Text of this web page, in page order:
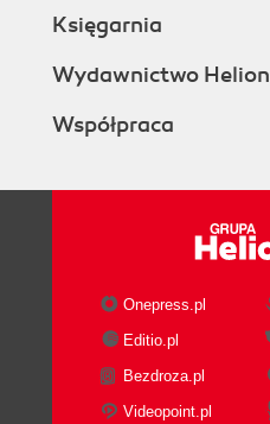
Księgarnia
Wydawnictwo Helion
Współpraca
Onepress.pl
Editio.pl
Bezdroza.pl
Videopoint.pl